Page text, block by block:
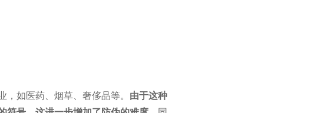
如医药、烟草、奢侈品等。 由于这种